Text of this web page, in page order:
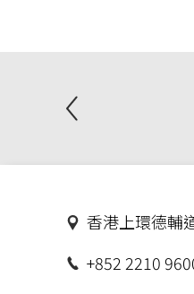
香港上環德輔
+852 2210